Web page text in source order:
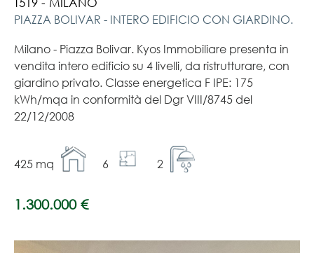
PIAZZA BOLIVAR - INTERO EDIFICIO CON GIARDINO.
Milano - Piazza Bolivar. Kyos Immobiliare presenta in
vendita intero edificio su 4 livelli, da ristrutturare, con
giardino privato. Classe energetica F IPE: 175
kWh/mqa in conformità del Dgr VIII/8745 del
22/12/2008
425 mq 6 2
1.300.000 €